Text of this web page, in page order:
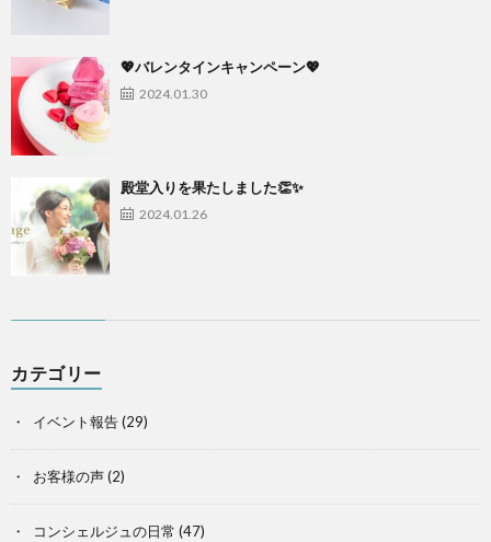
💖バレンタインキャンペーン💖
2024.01.30
殿堂入りを果たしました👏✨
2024.01.26
カテゴリー
イベント報告(29)
お客様の声(2)
コンシェルジュの日常 (47)